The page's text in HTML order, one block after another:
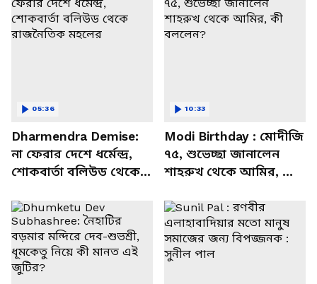
Dharmendra Demise:
না ফেরার দেশে ধর্মেন্দ্র,
শোকবার্তা বলিউড থেকে
05:36
Modi Birthday : মোদীজি
৭৫, শুভেচ্ছা জানালেন
শাহরুখ থেকে আমির, কী
10:33